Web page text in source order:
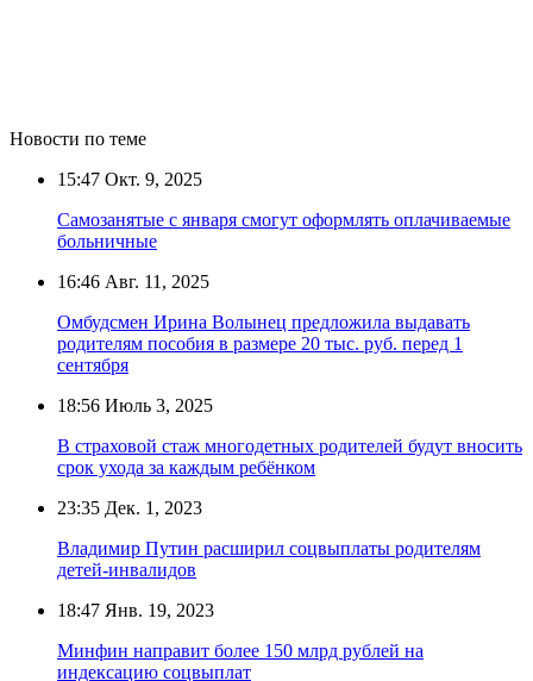
Новости по теме
15:47 Окт. 9, 2025
Самозанятые с января смогут оформлять оплачиваемые
больничные
16:46 Авг. 11, 2025
Омбудсмен Ирина Волынец предложила выдавать
родителям пособия в размере 20 тыс. руб. перед 1
сентября
18:56 Июль 3, 2025
В страховой стаж многодетных родителей будут вносить
срок ухода за каждым ребёнком
23:35 Дек. 1, 2023
Владимир Путин расширил соцвыплаты родителям
детей-инвалидов
18:47 Янв. 19, 2023
Минфин направит более 150 млрд рублей на
индексацию соцвыплат